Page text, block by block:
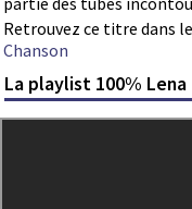
Retrouvez ce titre dans
Chanson
La playlist 100% Lena